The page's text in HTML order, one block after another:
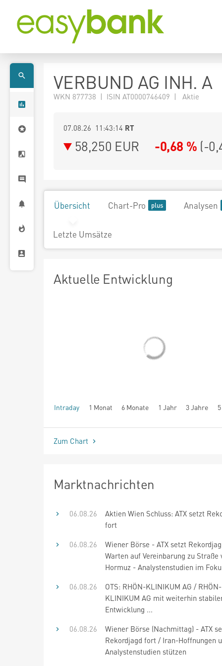
VERBUND AG INH. A
WKN 877738 | ISIN AT0000746409 | Aktie
07.08.26 11:43:14 RT
58,250 EUR -0,68 % (-
Übersicht Chart-Pro Analysen
Letzte Umsätze
Aktuelle Entwicklung
Intraday 1 Monat 6 Monate 1 Jahr 3 Jahre
seit Beginn
Zum Chart
Marktnachrichten
06.08.26
Aktien Wien Schluss: ATX setzt
fort
06.08.26
Wiener Börse - ATX setzt
Warten auf Vereinbarung zu Straße
Hormuz - Analystenstudien im
06.08.26
OTS: RHÖN-KLINIKUM AG / RHÖN-
KLINIKUM AG mit weiterhin
Entwicklung ...
06.08.26
Wiener Börse (Nachmittag) - ATX
Rekordjagd fort / Iran-Hoffnungen
Analystenstudien stützen